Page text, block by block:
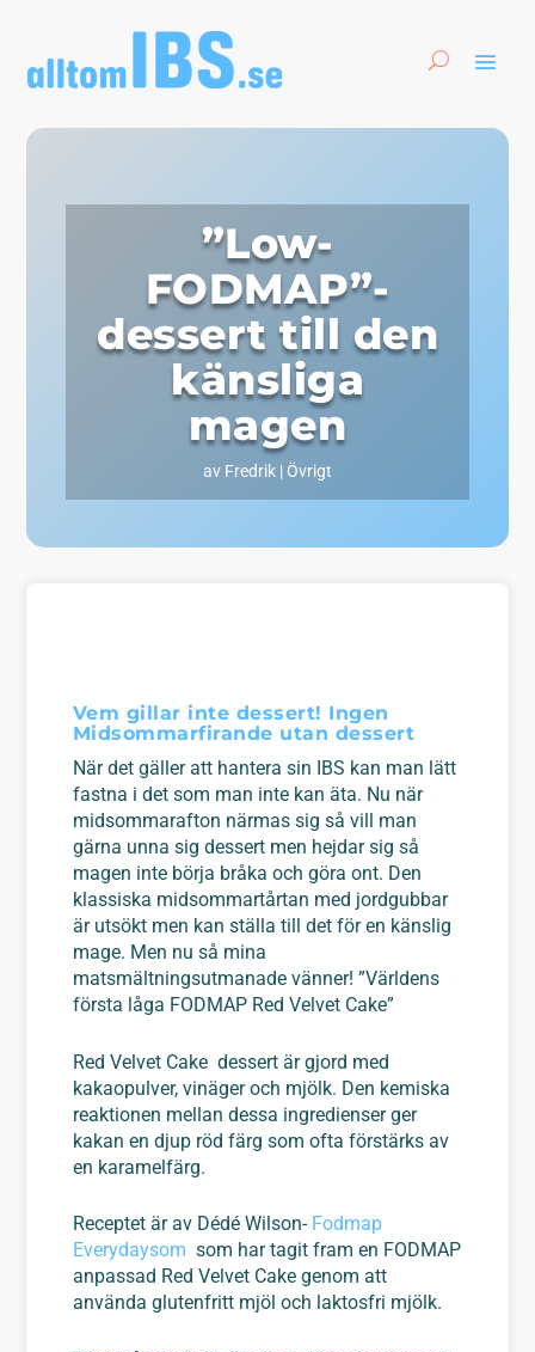
”Low-
FODMAP”-
dessert till den
känsliga
magen
av Fredrik | Övrigt
Vem gillar inte dessert! Ingen
Midsommarfirande utan dessert
När det gäller att hantera sin IBS kan man lätt
fastna i det som man inte kan äta. Nu när
midsommarafton närmas sig så vill man
gärna unna sig dessert men hejdar sig så
magen inte börja bråka och göra ont. Den
klassiska midsommartårtan med jordgubbar
är utsökt men kan ställa till det för en känslig
mage. Men nu så mina
matsmältningsutmanade vänner! ”Världens
första låga FODMAP Red Velvet Cake”
Red Velvet Cake dessert är gjord med
kakaopulver, vinäger och mjölk. Den kemiska
reaktionen mellan dessa ingredienser ger
kakan en djup röd färg som ofta förstärks av
en karamelfärg.
Receptet är av Dédé Wilson- Fodmap
Everydaysom som har tagit fram en FODMAP
anpassad Red Velvet Cakegenom att
använda glutenfritt mjöl och laktosfri mjölk.